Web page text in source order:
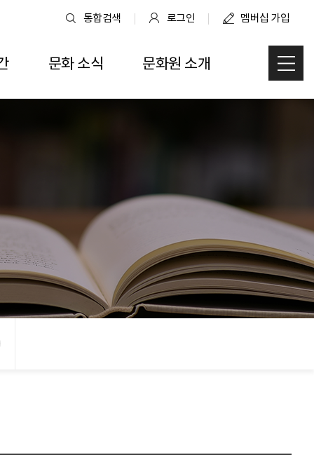
통합검색 로그인 멤버십 가입
문화 소식 문화원 소개